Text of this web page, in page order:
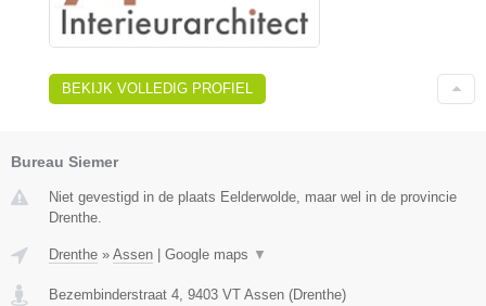
BEKIJK VOLLEDIG PROFIEL
Bureau Siemer
Niet gevestigd in de plaats Eelderwolde, maar wel in de provincie
Drenthe.
Drenthe » Assen Google maps ▼
Bezembinderstraat 4, 9403 VT Assen (Drenthe)